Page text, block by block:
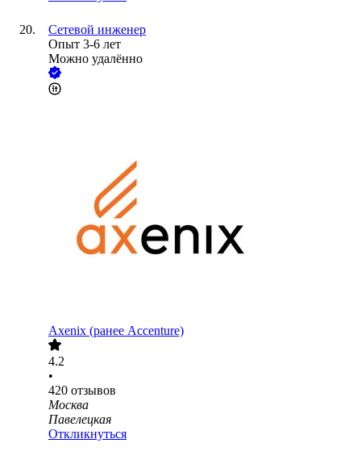
Сетевой инженер
Опыт 3-6 лет
Можно удалённо
Axenix (ранее Accenture)
4.2
•
420 отзывов
Москва
Павелецкая
Откликнуться